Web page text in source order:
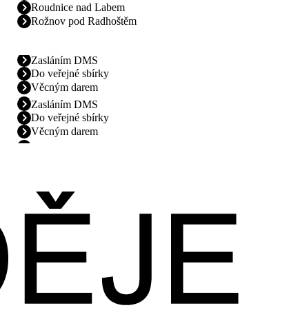
Roudnice nad Labem
Rožnov pod Radhoštěm
Zasláním DMS
Do veřejné sbírky
Věcným darem
Zasláním DMS
Do veřejné sbírky
Věcným darem